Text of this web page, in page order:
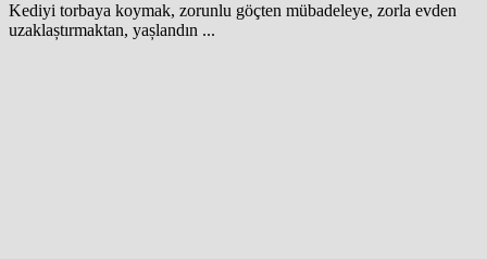
Kediyi torbaya koymak, zorunlu göçten mübadeleye, zorla evden
uzaklaștırmaktan, yașlandın ...